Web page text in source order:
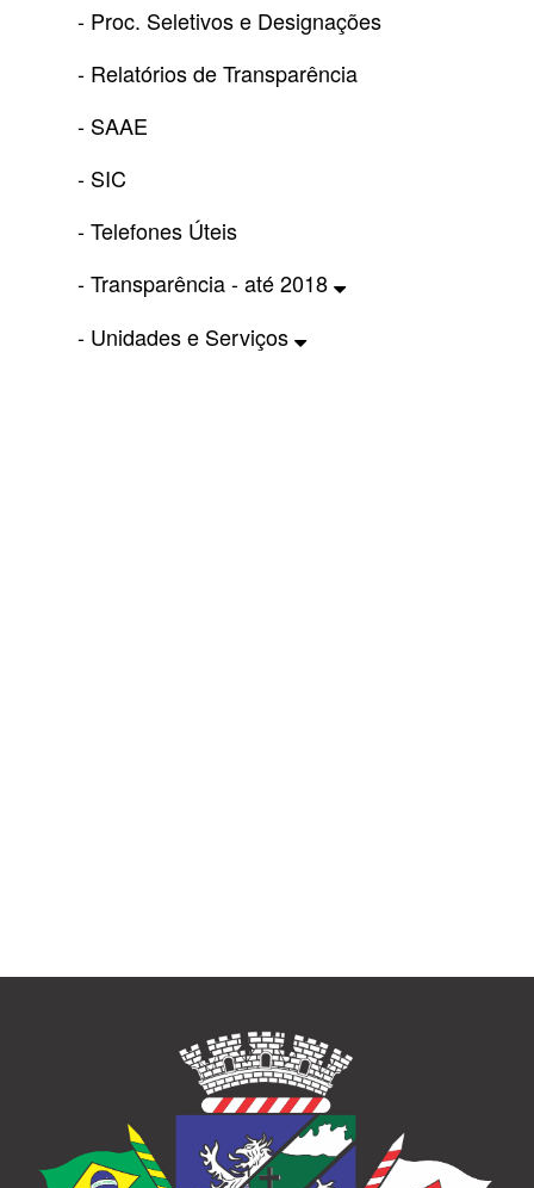
- Proc. Seletivos e Designações
- Relatórios de Transparência
- SAAE
- SIC
- Telefones Úteis
- Transparência - até 2018
- Unidades e Serviços